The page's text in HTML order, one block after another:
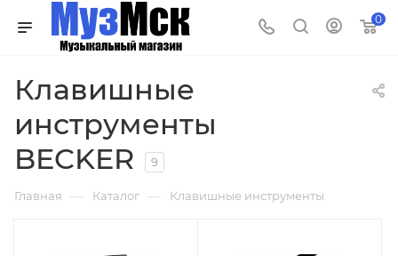
0
Клавишные
инструменты
BECKER
9
Главная — Каталог — Клавишные инструменты